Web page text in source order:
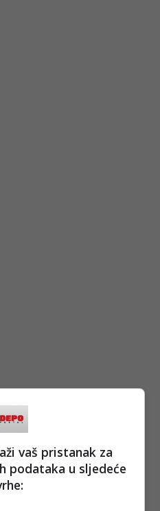
vaš pristanak za
podataka u sljedeće